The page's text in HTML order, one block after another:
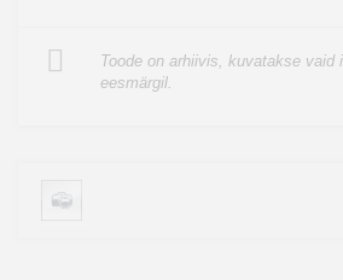
Toode on arhiivis, kuvatakse vaid
eesmärgil.
Auto